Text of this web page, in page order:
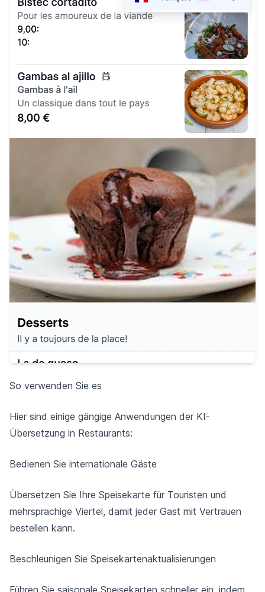
So verwenden Sie es
Hier sind einige gängige Anwendungen der KI-
Übersetzung in Restaurants:
Bedienen Sie internationale Gäste
Übersetzen Sie Ihre Speisekarte für Touristen und
mehrsprachige Viertel, damit jeder Gast mit Vertrauen
bestellen kann.
Beschleunigen Sie Speisekartenaktualisierungen